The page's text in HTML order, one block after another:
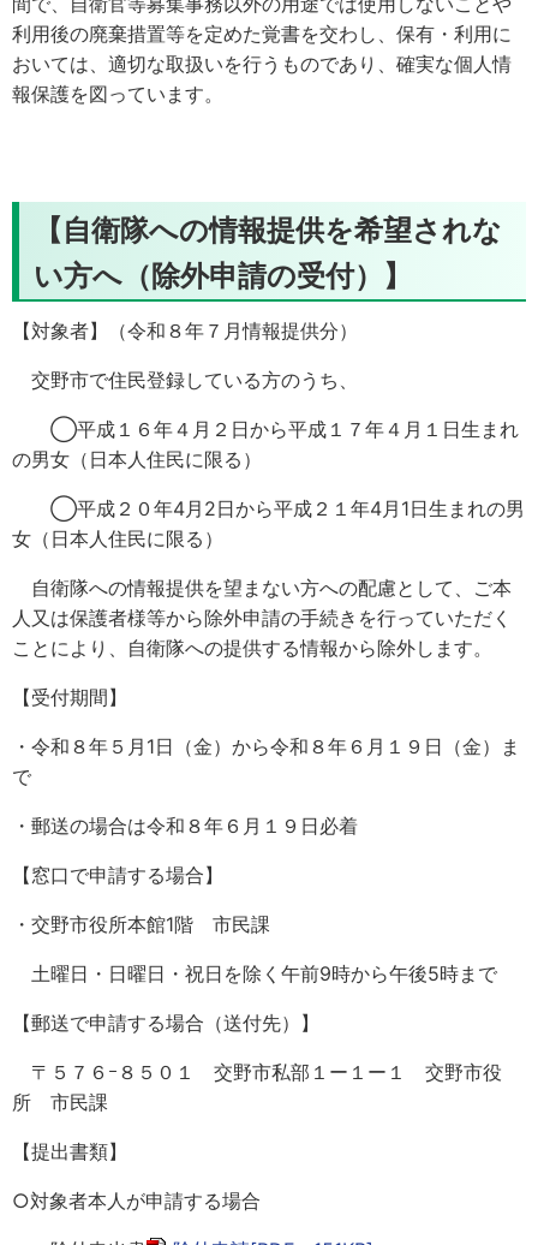
利用後の廃棄措置等を定めた覚書を交わし、保有・利用に
おいては、適切な取扱いを行うものであり、確実な個人情
報保護を図っています。
【自衛隊への情報提供を希望されな
い方へ（除外申請の受付）】
【対象者】（令和８年７月情報提供分）
交野市で住民登録している方のうち、
◯平成１６年４月２日から平成１７年４月１日生まれ
の男女（日本人住民に限る）
◯平成２０年4月2日から平成２１年4月1日生まれの男
女（日本人住民に限る）
自衛隊への情報提供を望まない方への配慮として、ご本
人又は保護者様等から除外申請の手続きを行っていただく
ことにより、自衛隊への提供する情報から除外します。
【受付期間】
・令和８年５月1日（金）から令和８年６月１９日（金）ま
で
・郵送の場合は令和８年６月１９日必着
【窓口で申請する場合】
・交野市役所本館1階 市民課
土曜日・日曜日・祝日を除く午前9時から午後5時まで
【郵送で申請する場合（送付先）】
〒５７６ｰ８５０１ 交野市私部１ー１ー１ 交野市役
所 市民課
【提出書類】
○対象者本人が申請する場合